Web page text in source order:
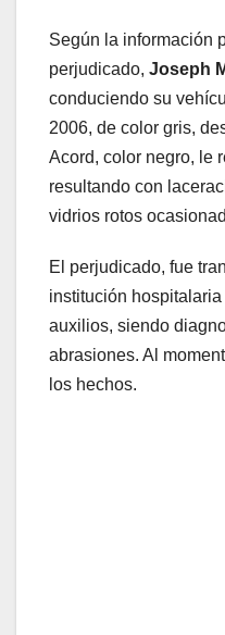
Según la información
perjudicado, Joseph
conduciendo su
2006, de color gris,
Acord, color negro, le
resultando con
vidrios rotos
El perjudicado, fue
institución
auxilios, siendo
abrasiones. Al
los hechos.